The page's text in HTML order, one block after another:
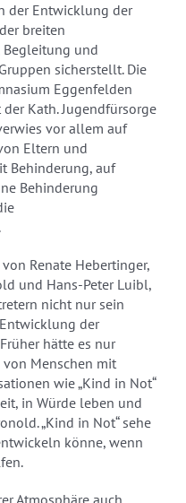
der Entwicklung der
breiten
Begleitung und
sicherstellt. Die
Eggenfelden
Kath. Jugendfürsorge
vor allem auf
Eltern und
Behinderung, auf
Behinderung
Renate Hebertinger,
und Hans-Peter Luibl,
nicht nur sein
der
hätte es nur
Menschen mit
wie „Kind in Not“
in Würde leben und
„Kind in Not“ sehe
könne, wenn